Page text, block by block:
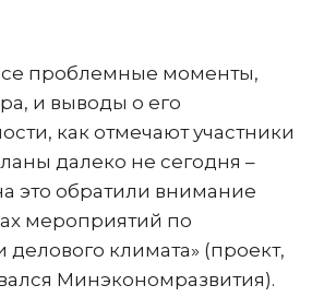
проблемные моменты,
и выводы о его
как отмечают участники
далеко не сегодня –
это обратили внимание
мероприятий по
климата» (проект,
Минэкономразвития).